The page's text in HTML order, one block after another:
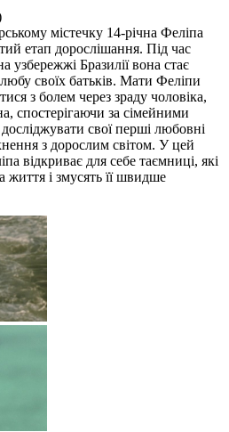
містечку 14-річна Феліпа
етап дорослішання. Під час
узбережжі Бразилії вона стає
своїх батьків. Мати Феліпи
з болем через зраду чоловіка,
спостерігаючи за сімейними
свої перші любовні
з дорослим світом. У цей
відкриває для себе таємниці, які
життя і змусять її швидше